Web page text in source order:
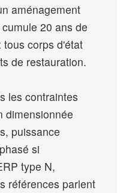
aménagement
20 ans de
corps d'état
de restauration.
les contraintes
dimensionnée
puissance
si
type N,
références parlent